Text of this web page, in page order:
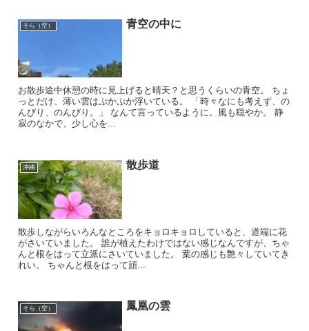
そら（空） 青空の中に
お散歩途中休憩の時に見上げると晴天？と思うくらいの青空。 ちょ
っとだけ、薄い雲はぷかぷか浮いている。 「時々なにも考えず、の
んびり、のんびり。」 なんて言っているように。風も穏やか。 静
寂のなかで、少し心を...
沖縄 散歩道
散歩しながらいろんなところをキョロキョロしていると、道端に花
がさいていました。 誰が植えたわけではない感じなんですが、ちゃ
んと根をはって立派にさいていました。 葉の感じも艶々していてき
れい。 ちゃんと根をはって頑...
そら（空） 鳳凰の雲